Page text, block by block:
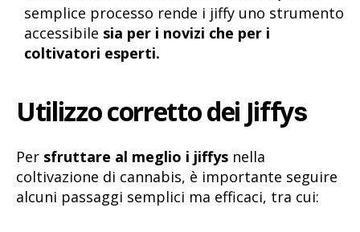
semplice processo rende i jiffy uno strumento
accessibile sia per i novizi che per i
coltivatori esperti.
Utilizzo corretto dei Jiffys
Per sfruttare al meglio i jiffys nella
coltivazione di cannabis, è importante seguire
alcuni passaggi semplici ma efficaci, tra cui: